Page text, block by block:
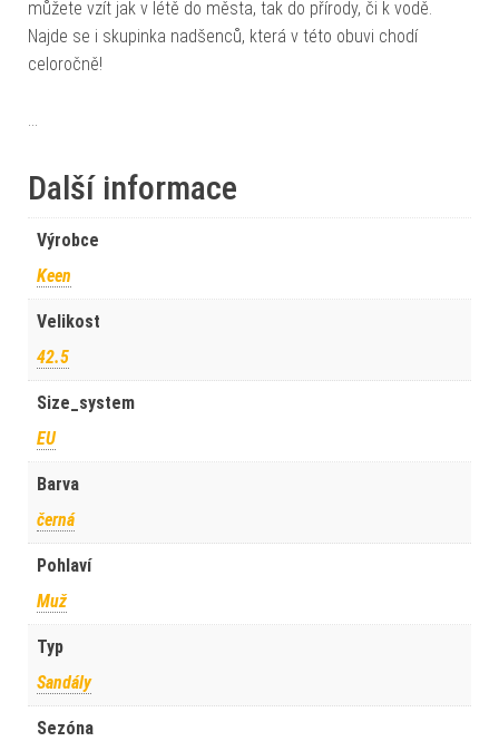
můžete vzít jak v létě do města, tak do přírody, či k vodě.
Najde se i skupinka nadšenců, která v této obuvi chodí
celoročně!
…
Další informace
Výrobce
Keen
Velikost
42.5
Size_system
EU
Barva
černá
Pohlaví
Muž
Typ
Sandály
Sezóna